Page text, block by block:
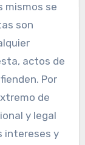
mismos se
son
actos de
Por
de
y legal
intereses y